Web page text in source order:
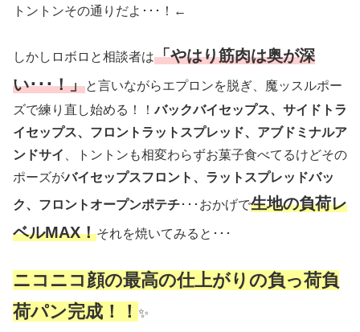
トントンその通りだよ･･･！←
しかしロボロと相談者は「やはり筋肉は奥が深
い･･･！」と言いながらエプロンを脱ぎ、魔ッスルポー
ズで練り直し始める！！バックバイセップス、サイドトラ
イセップス、フロントラットスプレッド、アブドミナルア
ンドサイ
、トントンも相変わらずお菓子食べてるけどその
ポーズがバイセップスフロント、ラットスプレッドバッ
ク、フロントオープンポテチ･･･おかげで生地の負荷レ
ベルMAX！それを焼いてみると･･･
ニコニコ顔の最高の仕上がりの負っ荷負
荷パン完成！！ ✨